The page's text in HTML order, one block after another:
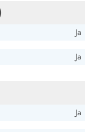
Ja
Ja
Ja